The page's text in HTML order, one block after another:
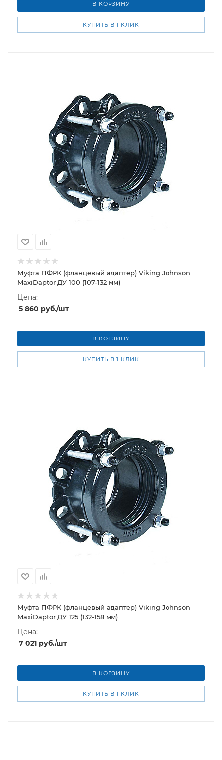
В КОРЗИНУ
КУПИТЬ В 1 КЛИК
Муфта ПФРК (фланцевый адаптер) Viking Johnson
MaxiDaptor ДУ 100 (107-132 мм)
Цена:
5 860 руб./шт
В КОРЗИНУ
КУПИТЬ В 1 КЛИК
Муфта ПФРК (фланцевый адаптер) Viking Johnson
MaxiDaptor ДУ 125 (132-158 мм)
Цена:
7 021 руб./шт
В КОРЗИНУ
КУПИТЬ В 1 КЛИК